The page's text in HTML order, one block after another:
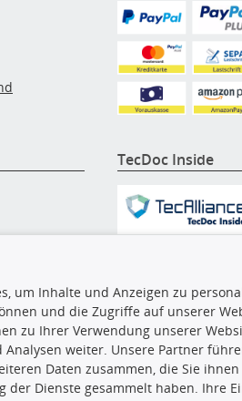
TecDoc Inside
unterlassen, die
gesamte
Zustimmung
vervielfältigen, zu
und/oder diese
Dritte ausführen zu
um Inhalte und Anzeigen zu
und die Zugriffe auf unserer
zu Ihrer Verwendung unserer
Analysen weiter. Unsere Partner
Daten zusammen, die Sie
der Dienste gesammelt haben. Ihre